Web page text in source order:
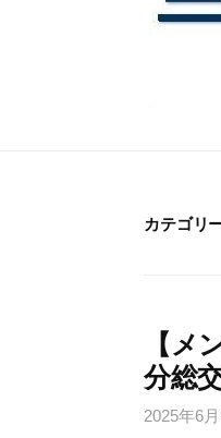
カテゴリ
【メ
分総
2025年6